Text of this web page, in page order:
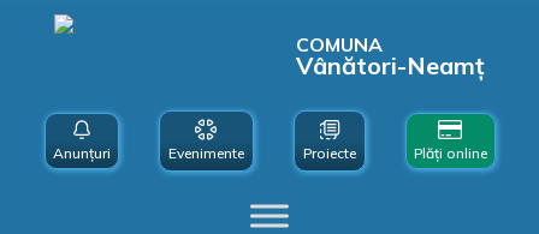
COMUNA
Vânători-Neamț
Anunțuri Evenimente Proiecte Plăți online